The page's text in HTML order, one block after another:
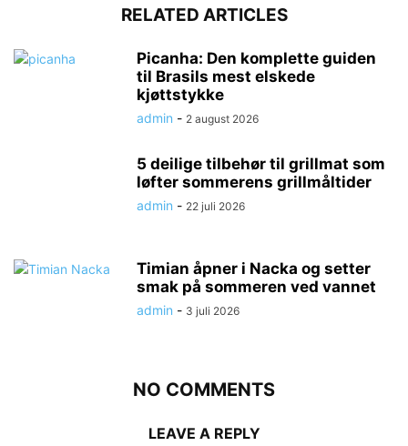
RELATED ARTICLES
Picanha: Den komplette guiden
til Brasils mest elskede
kjøttstykke
admin - 2 august 2026
5 deilige tilbehør til grillmat som
løfter sommerens grillmåltider
admin - 22 juli 2026
Timian åpner i Nacka og setter
smak på sommeren ved vannet
admin - 3 juli 2026
NO COMMENTS
LEAVE A REPLY